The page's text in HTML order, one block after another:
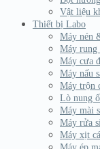
Vật liệu
Thiết bị Labo
Máy nén
Máy rung
Máy cưa
Máy nấu
Máy trộn
Lò nung
Máy mài
Máy rửa
Máy xịt